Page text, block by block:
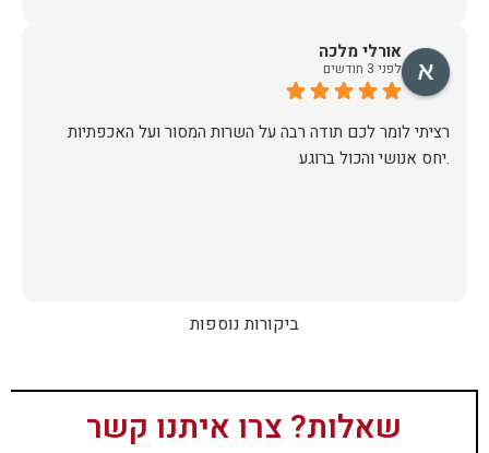
אורלי מלכה
לפני 3 חודשים
רציתי לומר לכם תודה רבה על השרות המסור ועל האכפתיות
.יחס אנושי והכול ברוגע
ביקורות נוספות
שאלות? צרו איתנו קשר